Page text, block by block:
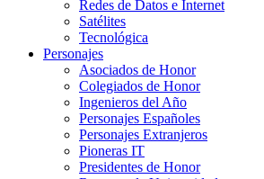
Redes de Datos e Internet
Satélites
Tecnológica
Personajes
Asociados de Honor
Colegiados de Honor
Ingenieros del Año
Personajes Españoles
Personajes Extranjeros
Pioneras IT
Presidentes de Honor